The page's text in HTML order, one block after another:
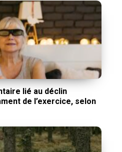
lié au déclin
de l’exercice, selon